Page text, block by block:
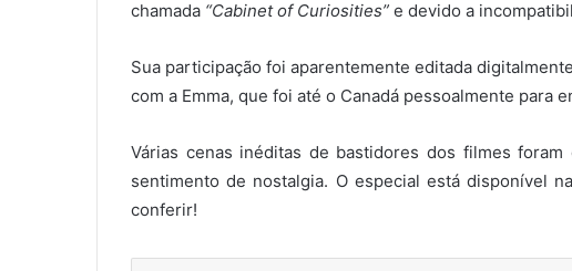
chamada “Cabinet of Curiosities” e devido a
Sua participação foi aparentemente editada
com a Emma, que foi até o Canadá pessoalmente para
Várias cenas inéditas de bastidores dos filmes
sentimento de nostalgia. O especial está disponível
conferir!